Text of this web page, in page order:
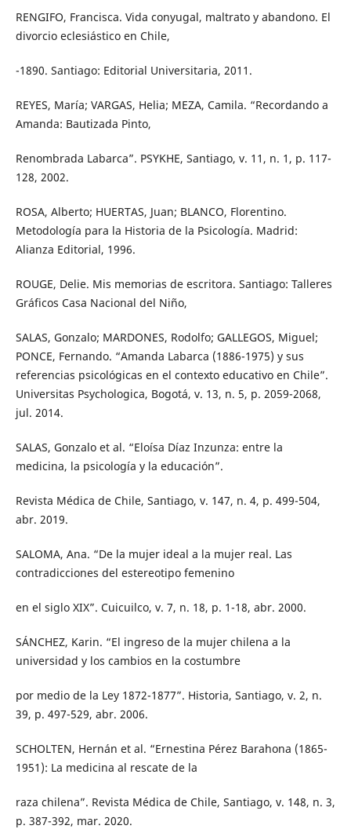
RENGIFO, Francisca. Vida conyugal, maltrato y abandono. El
divorcio eclesiástico en Chile,
-1890. Santiago: Editorial Universitaria, 2011.
REYES, María; VARGAS, Helia; MEZA, Camila. “Recordando a
Amanda: Bautizada Pinto,
Renombrada Labarca”. PSYKHE, Santiago, v. 11, n. 1, p. 117-
128, 2002.
ROSA, Alberto; HUERTAS, Juan; BLANCO, Florentino.
Metodología para la Historia de la Psicología. Madrid:
Alianza Editorial, 1996.
ROUGE, Delie. Mis memorias de escritora. Santiago: Talleres
Gráficos Casa Nacional del Niño,
SALAS, Gonzalo; MARDONES, Rodolfo; GALLEGOS, Miguel;
PONCE, Fernando. “Amanda Labarca (1886-1975) y sus
referencias psicológicas en el contexto educativo en Chile”.
Universitas Psychologica, Bogotá, v. 13, n. 5, p. 2059-2068,
jul. 2014.
SALAS, Gonzalo et al. “Eloísa Díaz Inzunza: entre la
medicina, la psicología y la educación”.
Revista Médica de Chile, Santiago, v. 147, n. 4, p. 499-504,
abr. 2019.
SALOMA, Ana. “De la mujer ideal a la mujer real. Las
contradicciones del estereotipo femenino
en el siglo XIX”. Cuicuilco, v. 7, n. 18, p. 1-18, abr. 2000.
SÁNCHEZ, Karin. “El ingreso de la mujer chilena a la
universidad y los cambios en la costumbre
por medio de la Ley 1872-1877”. Historia, Santiago, v. 2, n.
39, p. 497-529, abr. 2006.
SCHOLTEN, Hernán et al. “Ernestina Pérez Barahona (1865-
1951): La medicina al rescate de la
raza chilena”. Revista Médica de Chile, Santiago, v. 148, n. 3,
p. 387-392, mar. 2020.